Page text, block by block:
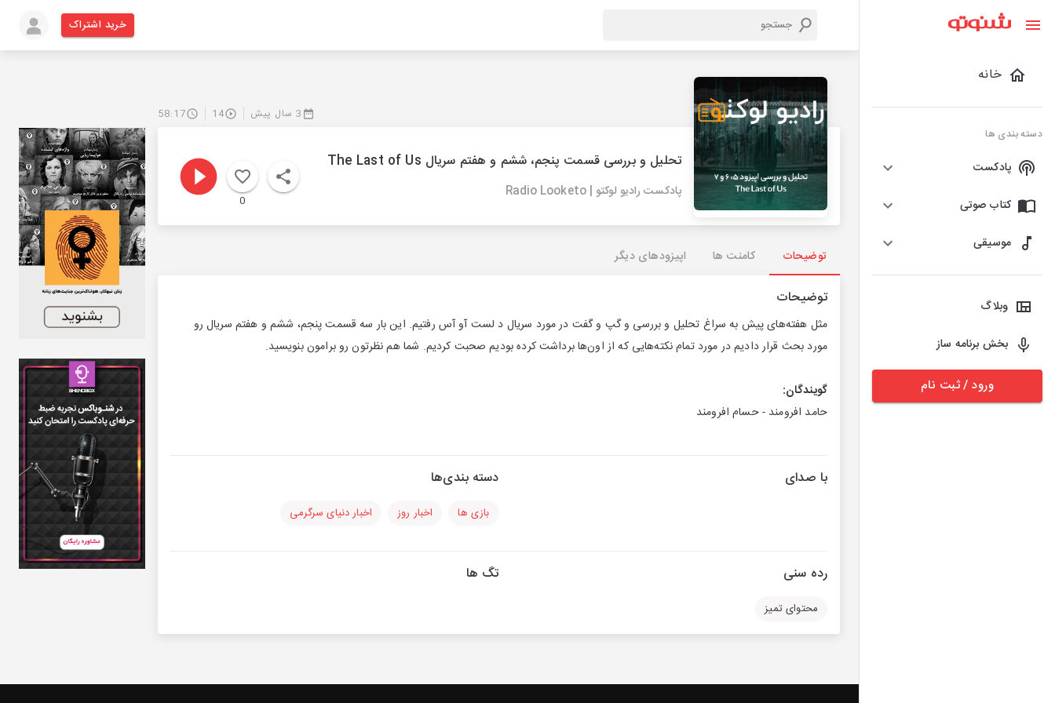
خانه
دسته بندی ها
پادکست
کتاب صوتی
موسیقی
وبلاگ
بخش برنامه ساز
ورود / ثبت نام
خرید اشتراک
3 سال پیش 14
58:17
تحلیل و بررسی قسمت پنجم، ششم و هفتم سریال The Last of Us
پادکست رادیو لوکتو | Radio Looketo
0
توضیحات کامنت ها اپیزودهای دیگر
توضیحات
مثل هفته‌های پیش به سراغ تحلیل و بررسی و گپ و گفت در مورد سریال د لست آو آس رفتیم. این بار سه قسمت پنجم، ششم و هفتم سریال رو
مورد بحث قرار دادیم در مورد تمام نکته‌هایی که از اون‌ها برداشت کرده بودیم صحبت کردیم. شما هم نظرتون رو برامون بنویسید.
گویندگان:
حامد افرومند - حسام افرومند
با صدای دسته بندی‌ها
بازی ها اخبار روز اخبار دنیای سرگرمی
رده سنی
محتوای تمیز
تگ ها